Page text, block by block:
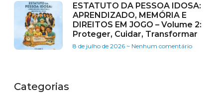
ESTATUTO DA PESSOA IDOSA:
APRENDIZADO, MEMÓRIA E
DIREITOS EM JOGO – Volume 2:
Proteger, Cuidar, Transformar
8 de julho de 2026 Nenhum comentário
Categorias